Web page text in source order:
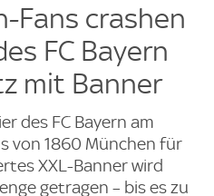
Fans crashen
FC Bayern
mit Banner
des FC Bayern am
von 1860 München für
XXL-Banner wird
getragen – bis es zu